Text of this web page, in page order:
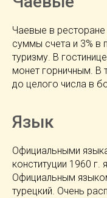
Чаевые в
суммы счета и 3% в
туризму. В
монет горничным. В
до целого числа в
Язык
Официальными
конституции 1960 г.
Официальным
турецкий. Очень